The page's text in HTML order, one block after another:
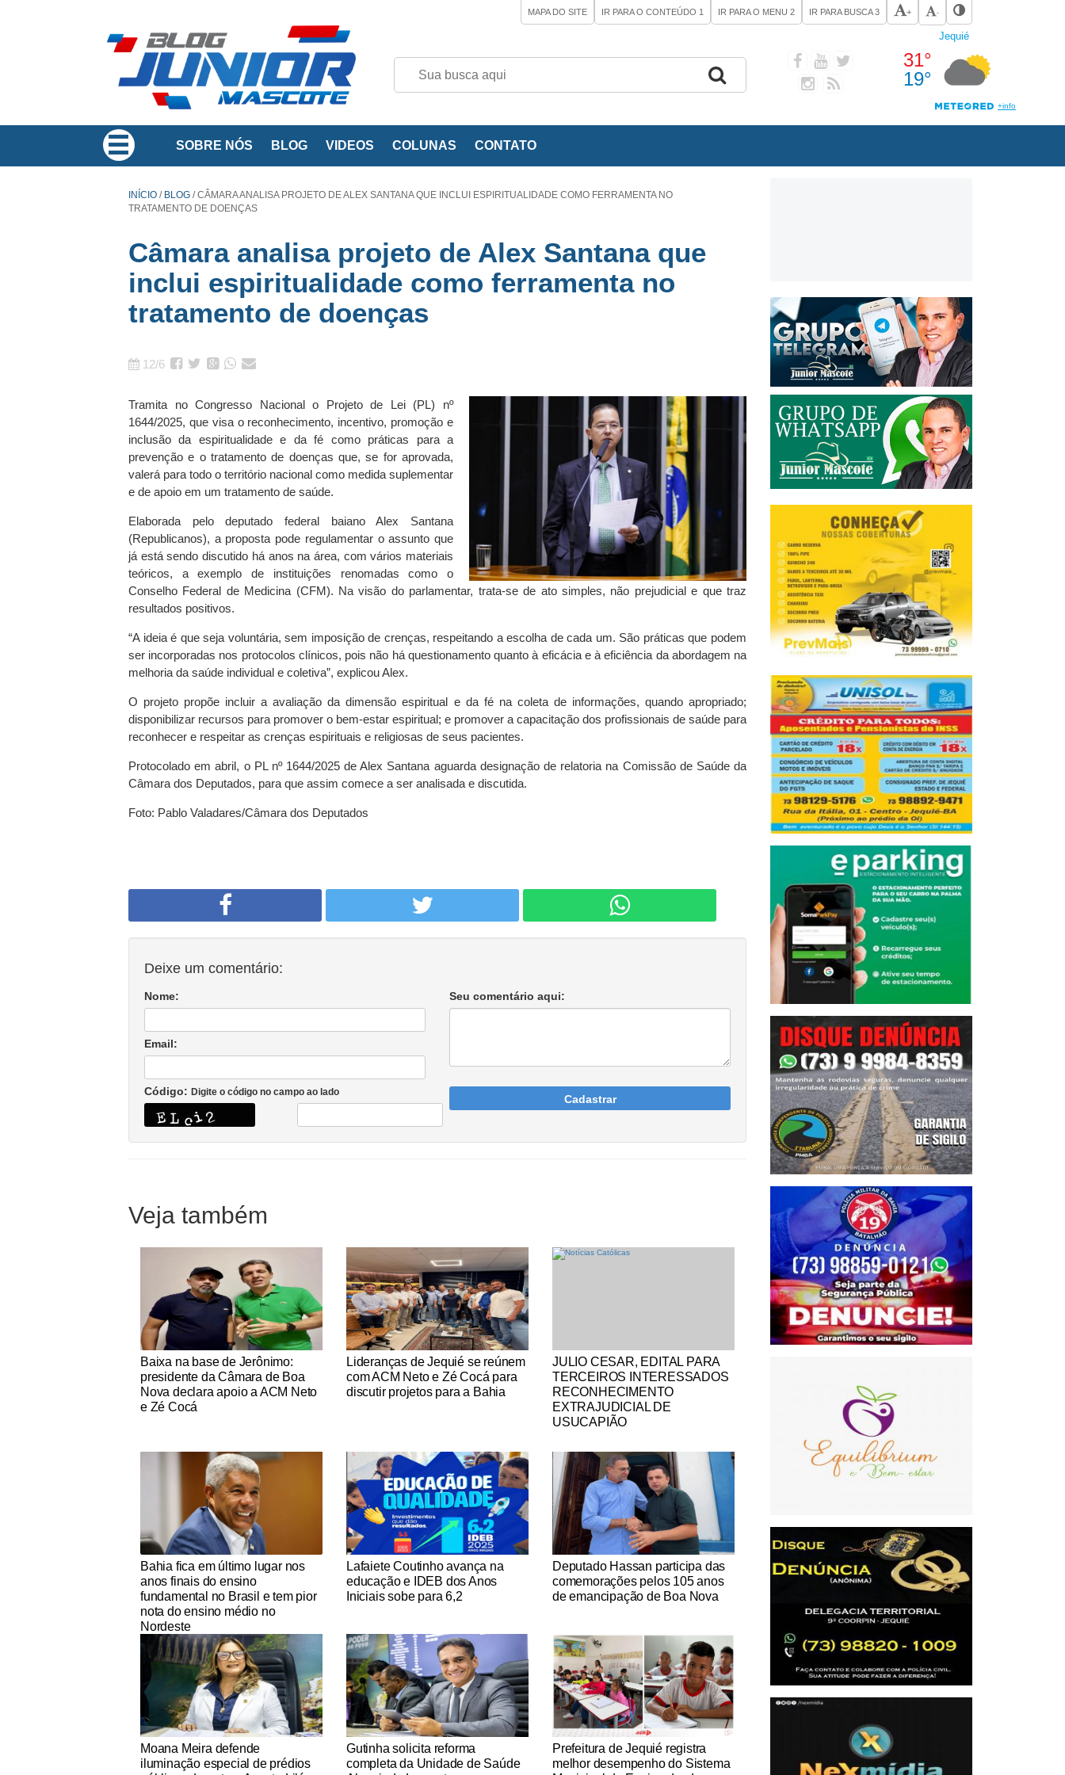
MAPA DO SITE IR PARA O CONTEÚDO 1 IR PARA O MENU 2 IR PARA BUSCA3 + -
SOBRE NÓS BLOG VIDEOS COLUNAS CONTATO
INÍCIO / BLOG /CÂMARA ANALISA PROJETO DE ALEX SANTANA QUE INCLUI ESPIRITUALIDADE COMO FERRAMENTA NO
TRATAMENTO DE DOENÇAS
Câmara analisa projeto de Alex Santana que
inclui espiritualidade como ferramenta no
tratamento de doenças
12/6
Tramita no Congresso Nacional o Projeto de Lei (PL) nº
1644/2025, que visa o reconhecimento, incentivo, promoção e
inclusão da espiritualidade e da fé como práticas para a
prevenção e o tratamento de doenças que, se for aprovada,
valerá para todo o território nacional como medida suplementar
e de apoio em um tratamento de saúde.
Elaborada pelo deputado federal baiano Alex Santana
(Republicanos), a proposta pode regulamentar o assunto que
já está sendo discutido há anos na área, com vários materiais
teóricos, a exemplo de instituições renomadas como o
Conselho Federal de Medicina (CFM). Na visão do parlamentar, trata-se de ato simples, não prejudicial e que traz
resultados positivos.
“A ideia é que seja voluntária, sem imposição de crenças, respeitando a escolha de cada um. São práticas que podem
ser incorporadas nos protocolos clínicos, pois não há questionamento quanto à eficácia e à eficiência da abordagem na
melhoria da saúde individual e coletiva”, explicou Alex.
O projeto propõe incluir a avaliação da dimensão espiritual e da fé na coleta de informações, quando apropriado;
disponibilizar recursos para promover o bem-estar espiritual; e promover a capacitação dos profissionais de saúde para
reconhecer e respeitar as crenças espirituais e religiosas de seus pacientes.
Protocolado em abril, o PL nº 1644/2025 de Alex Santana aguarda designação de relatoria na Comissão de Saúde da
Câmara dos Deputados, para que assim comece a ser analisada e discutida.
Foto: Pablo Valadares/Câmara dos Deputados
Deixe um comentário:
Nome:
Email:
Código: Digite o código no campo ao lado
Seu comentário aqui:
Cadastrar
Veja também
Notícias Católicas
Baixa na base de Jerônimo:
presidente da Câmara de Boa
Nova declara apoio a ACM Neto
e Zé Cocá
Notícias Católicas
Lideranças de Jequié se reúnem
com ACM Neto e Zé Cocá para
discutir projetos para a Bahia
Notícias Católicas
JULIO CESAR, EDITAL PARA
TERCEIROS INTERESSADOS
RECONHECIMENTO
EXTRAJUDICIAL DE
USUCAPIÃO
Notícias Católicas
Bahia fica em último lugar nos
anos finais do ensino
fundamental no Brasil e tem pior
nota do ensino médio no
Nordeste
Notícias Católicas
Lafaiete Coutinho avança na
educação e IDEB dos Anos
Iniciais sobe para 6,2
Notícias Católicas
Deputado Hassan participa das
comemorações pelos 105 anos
de emancipação de Boa Nova
Notícias Católicas
Moana Meira defende
iluminação especial de prédios
Notícias Católicas
Gutinha solicita reforma
completa da Unidade de Saúde
Notícias Católicas
Prefeitura de Jequié registra
melhor desempenho do Sistema